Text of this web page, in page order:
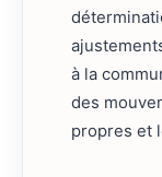
à la
des
propres et